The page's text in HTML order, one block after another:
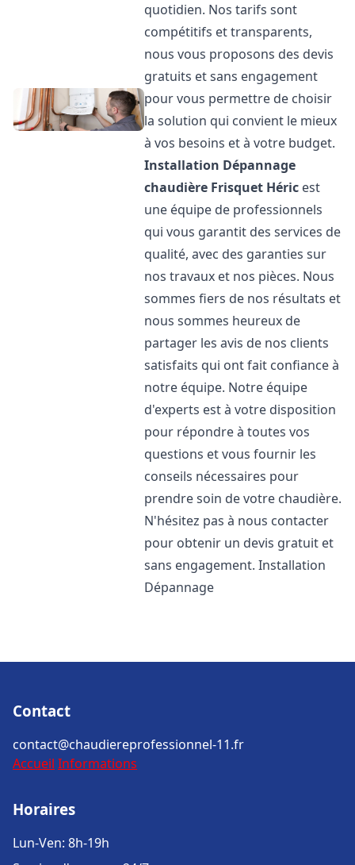
quotidien. Nos tarifs sont
compétitifs et transparents,
nous vous proposons des devis
gratuits et sans engagement
pour vous permettre de choisir
la solution qui convient le mieux
à vos besoins et à votre budget.
Installation Dépannage
chaudière Frisquet Héric est
une équipe de professionnels
qui vous garantit des services de
qualité, avec des garanties sur
nos travaux et nos pièces. Nous
sommes fiers de nos résultats et
nous sommes heureux de
partager les avis de nos clients
satisfaits qui ont fait confiance à
notre équipe. Notre équipe
d'experts est à votre disposition
pour répondre à toutes vos
questions et vous fournir les
conseils nécessaires pour
prendre soin de votre chaudière.
N'hésitez pas à nous contacter
pour obtenir un devis gratuit et
sans engagement. Installation
Dépannage
Contact
contact@chaudiereprofessionnel-11.fr
Accueil Informations
Horaires
Lun-Ven: 8h-19h